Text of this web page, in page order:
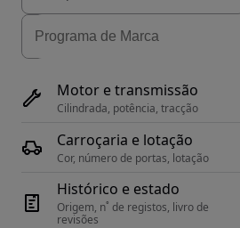
Motor e transmissão
Cilindrada, potência, tracção
Carroçaria e lotação
Cor, número de portas, lotação
Histórico e estado
Origem, n˚ de registos, livro de
revisões